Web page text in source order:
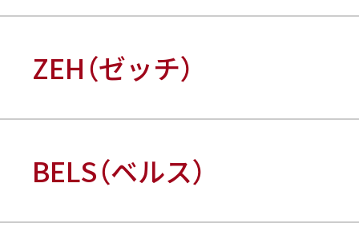
ZEH（ゼッチ）
BELS（ベルス）